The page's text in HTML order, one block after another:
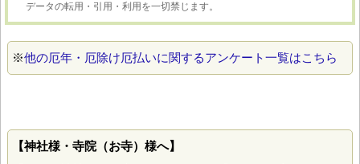
データの転用・引用・利用を一切禁じます。
※他の厄年・厄除け厄払いに関するアンケート一覧はこちら
【神社様・寺院（お寺）様へ】